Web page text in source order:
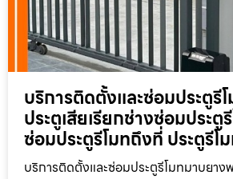
บริการติดตั้งและซ่อมประตูรี
ประตูเสียเรียกช่างซ่อมประตู
ซ่อมประตูรีโมทถึงที่ ประตูรีโ
บริการติดตั้งและซ่อมประตูรีโมทมาบยาง